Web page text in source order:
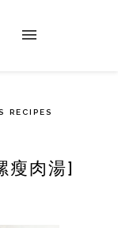
RECIPES
瘦肉湯]